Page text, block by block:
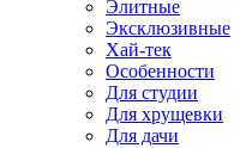
Элитные
Эксклюзивные
Хай-тек
Особенности
Для студии
Для хрущевки
Для дачи